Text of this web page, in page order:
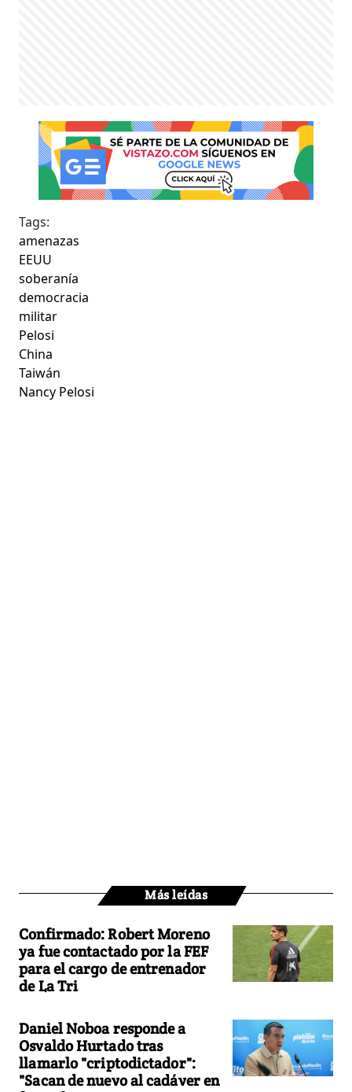
Tags:
amenazas
EEUU
soberanía
democracia
militar
Pelosi
China
Taiwán
Nancy Pelosi
Más leídas
Confirmado: Robert Moreno
ya fue contactado por la FEF
para el cargo de entrenador
de La Tri
Daniel Noboa responde a
Osvaldo Hurtado tras
llamarlo "criptodictador":
"Sacan de nuevo al cadáver en